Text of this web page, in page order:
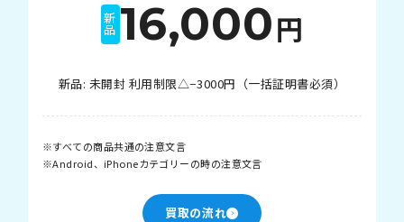
新品16,000円
新品: 未開封 利用制限△−3000円（一括証明書必須）
すべての商品共通の注意文言
Android、iPhoneカテゴリーの時の注意文言
買取の流れ